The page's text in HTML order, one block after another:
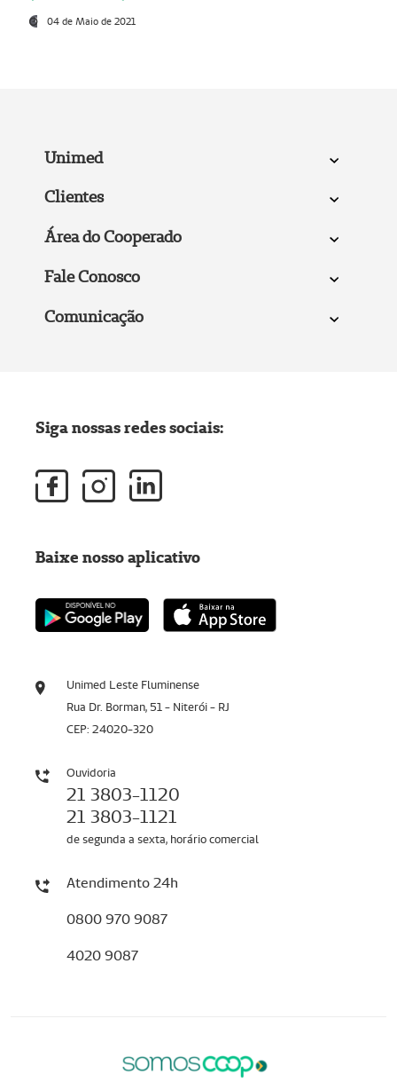
04 de Maio de 2021
Unimed
Clientes
Área do Cooperado
Fale Conosco
Comunicação
Unimed Leste Fluminense
Rua Dr. Borman, 51 - Niterói - RJ
CEP: 24020-320
Ouvidoria
21 3803-1120
21 3803-1121
de segunda a sexta, horário comercial
Atendimento 24h
0800 970 9087
4020 9087
Siga nossas redes sociais:
Baixe nosso aplicativo